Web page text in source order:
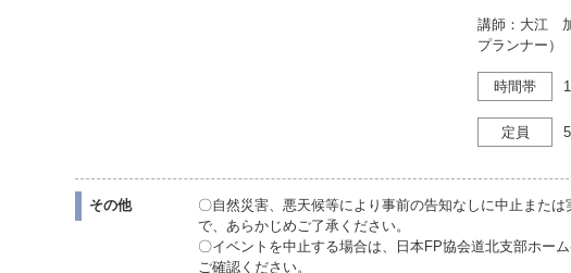
講師：大江
プランナー）
時間帯
定員
その他
〇自然災害、悪天候等により事前の告知なしに中止また
で、あらかじめご了承ください。
〇イベントを中止する場合は、日本FP協会道北支部ホー
ご確認ください。